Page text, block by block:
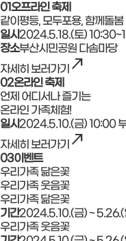
01오프라인 축제
같이평등, 모두포용, 함께돌
일시2024.5.18.(토)
장소부산시민공원 다솜마당
자세히 보러가기 north_east
02온라인 축제
언제 어디서나 즐기는
온라인 가족체험!
일시2024.5.10.(금) 10:00
자세히 보러가기 north_east
03이벤트
우리가족 닮은꽃
우리가족 웃음꽃
우리가족 닮은꽃
기간2024.5.10.(금) ~ 5.26.(
우리가족 웃음꽃